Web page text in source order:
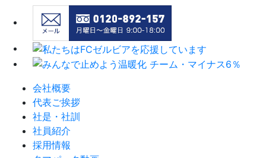
会社概要
代表ご挨拶
社是・社訓
社員紹介
採用情報